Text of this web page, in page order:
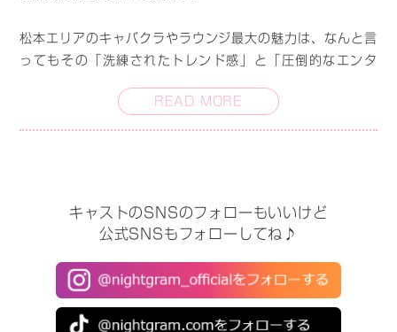
松本エリアのキャバクラやラウンジ最大の魅力は、なんと言
ってもその「洗練されたトレンド感」と「圧倒的なエンタ
エリアのアイコンとも言える豪華でラグジュアリーな大型キ
っています。
本コラムでは、松本市のキャバクラやラウンジの具体的な特
徴、お財布に優しい料金相場、そして今夜を最高の一時にす
READ MORE
キャストのSNSのフォローもいいけど
公式SNSもフォローしてね♪